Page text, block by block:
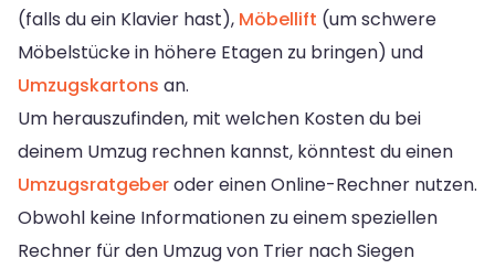
(falls du ein Klavier hast), Möbellift (um schwere
Möbelstücke in höhere Etagen zu bringen) und
Umzugskartons an.
Um herauszufinden, mit welchen Kosten du bei
deinem Umzug rechnen kannst, könntest du einen
Umzugsratgeberoder einen Online-Rechner nutzen.
Obwohl keine Informationen zu einem speziellen
Rechner für den Umzug von Trier nach Siegen